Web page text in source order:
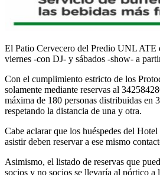
El Patio Cervecero del Predio UNL ATE
viernes -con DJ- y sábados -show- a
Con el cumplimiento estricto de los
solamente mediante reservas al
máxima de 180 personas distribuidas en
respetando la distancia de una y otra.
Cabe aclarar que los huéspedes del
asistir deben reservar a ese mismo
Asimismo, el listado de reservas que
socios y no socios se llevaría al pórtico a